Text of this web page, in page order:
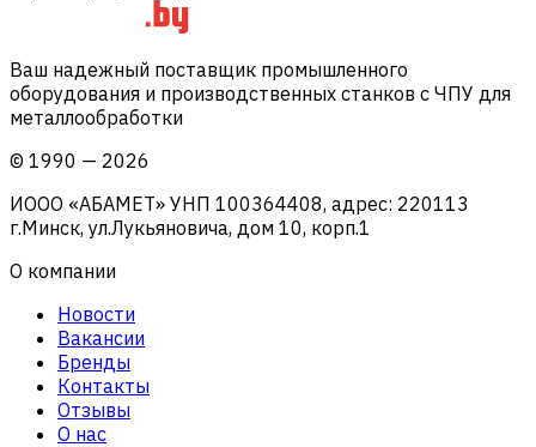
Ваш надежный поставщик промышленного
оборудования и производственных станков с ЧПУ для
металлообработки
© 1990 — 2026
ИООО «АБАМЕТ» УНП 100364408, адрес: 220113
г.Минск, ул.Лукьяновича, дом 10, корп.1
О компании
Новости
Вакансии
Бренды
Контакты
Отзывы
О нас